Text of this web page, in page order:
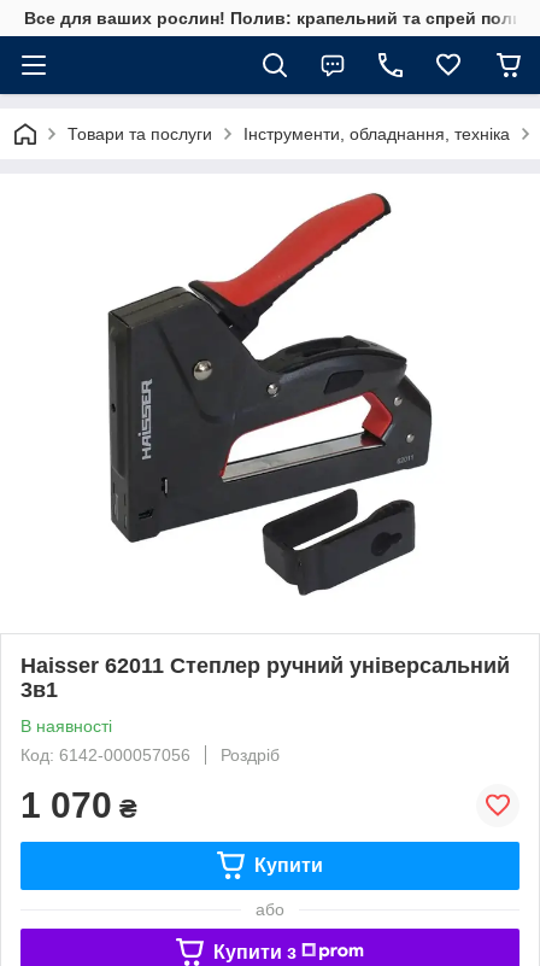
Все для ваших рослин! Полив: крапельний та спрей полив,
Товари та послуги Інструменти, обладнання, техніка
Haisser 62011 Степлер ручний універсальний
3в1
В наявності
Код: 6142-000057056
Роздріб
1 070 ₴
Купити
або
Купити з